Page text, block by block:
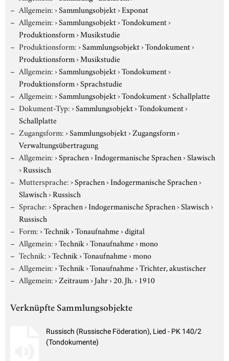
Allgemein:›Sammlungsobjekt›Exponat
Allgemein:›Sammlungsobjekt›Tondokument›
Produktionsform›Musikstudie
Produktionsform:›Sammlungsobjekt›Tondokument›
Produktionsform›Musikstudie
Allgemein:›Sammlungsobjekt›Tondokument›
Produktionsform›Sprachstudie
Allgemein:›Sammlungsobjekt›Tondokument›Schallplatte
Dokument-Typ:›Sammlungsobjekt›Tondokument›
Schallplatte
Zugangsform:›Sammlungsobjekt›Zugangsform›
Verwaltungsübertragung
Allgemein:›Sprachen›Indogermanische Sprachen›Slawisch
›Russisch
Muttersprache:›Sprachen›Indogermanische Sprachen›
Slawisch›Russisch
Sprache:›Sprachen›Indogermanische Sprachen›Slawisch›
Russisch
Form:›Technik›Tonaufnahme›digital
Allgemein:›Technik›Tonaufnahme›mono
Technik:›Technik›Tonaufnahme›mono
Allgemein:›Technik›Tonaufnahme›Trichter, akustischer
Allgemein:›Zeitraum›Jahr›20. Jh.› 1910
Verknüpfte Sammlungsobjekte
Russisch (Russische Föderation), Lied - PK 140/2
(Tondokumente)